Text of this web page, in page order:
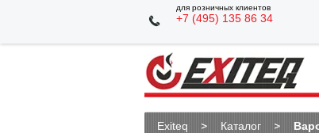
для розничных клиентов
+7 (495) 135 86 34
Exiteq Каталог